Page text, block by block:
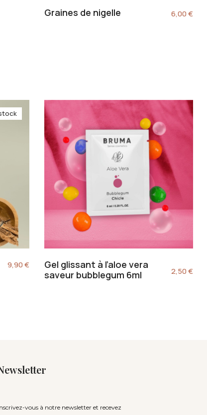
Graines de nigelle 6,00€
9,90€
Gel glissant à l’aloe vera
saveur bubblegum 6ml
2,50€
vous à notre newsletter et recevez